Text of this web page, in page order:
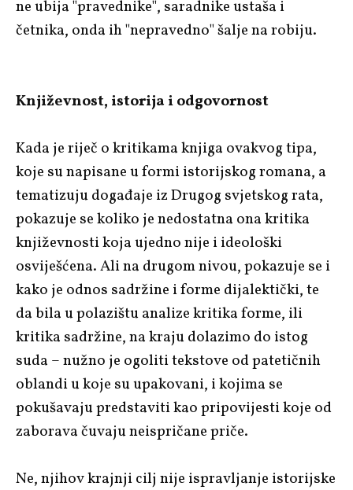
ne ubija "pravednike", saradnike ustaša i
četnika, onda ih "nepravedno" šalje na robiju.
Književnost, istorija i odgovornost
Kada je riječ o kritikama knjiga ovakvog tipa,
koje su napisane u formi istorijskog romana, a
tematizuju događaje iz Drugog svjetskog rata,
pokazuje se koliko je nedostatna ona kritika
književnosti koja ujedno nije i ideološki
osviješćena. Ali na drugom nivou, pokazuje se i
kako je odnos sadržine i forme dijalektički, te
da bila u polazištu analize kritika forme, ili
kritika sadržine, na kraju dolazimo do istog
suda – nužno je ogoliti tekstove od patetičnih
oblandi u koje su upakovani, i kojima se
pokušavaju predstaviti kao pripovijesti koje od
zaborava čuvaju neispričane priče.
Ne, njihov krajnji cilj nije ispravljanje istorijske